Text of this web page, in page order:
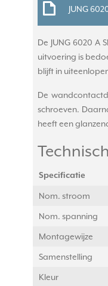
JUNG
De JUNG 6020
uitvoering is
blijft in
De
schroeven.
heeft een
Specificatie
Nom. stroom
Nom. spanning
Montagewijze
Samenstelling
Kleur